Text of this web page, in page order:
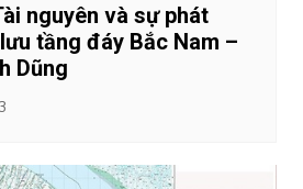
nguyên và sự phát
tầng đáy Bắc Nam –
Dũng